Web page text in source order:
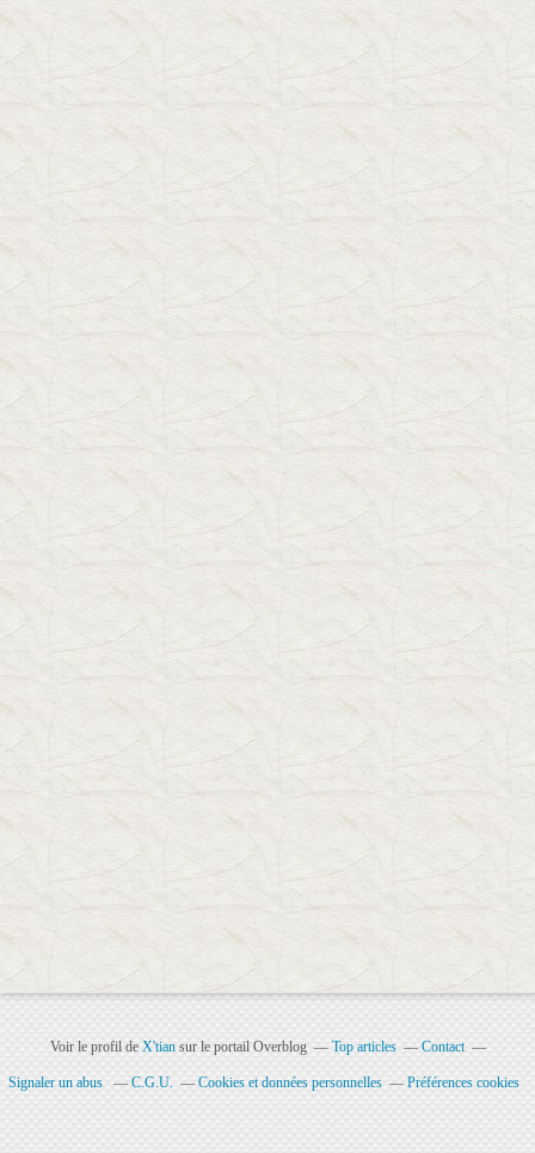
Voir le profil de X'tiansur le portail Overblog Top articles Contact
Signaler un abus C.G.U. Cookies et données personnelles Préférences cookies